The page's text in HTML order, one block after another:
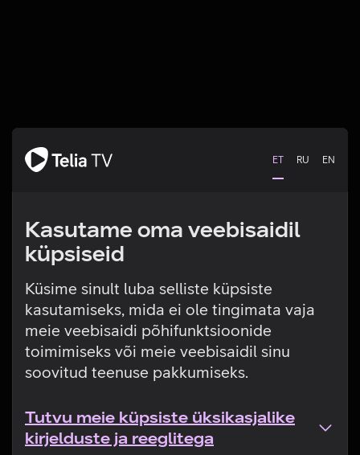
ET RU EN
Kasutame oma veebisaidil
küpsiseid
Küsime sinult luba selliste küpsiste
kasutamiseks, mida ei ole tingimata vaja
meie veebisaidi põhifunktsioonide
toimimiseks või meie veebisaidil sinu
soovitud teenuse pakkumiseks.
Tutvu meie küpsiste üksikasjalike
kirjelduste ja reeglitega
Tehniline viga